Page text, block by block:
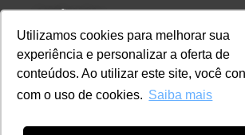
Utilizamos cookies para melhorar sua
experiência e personalizar a oferta de
conteúdos. Ao utilizar este site, você
com o uso de cookies. Saiba mais
Certificações
CONTATO
+55 11 3259-2837
+55 11 98924-8322